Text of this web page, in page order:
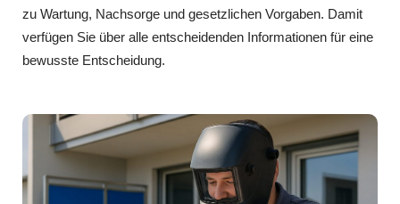
zu Wartung, Nachsorge und gesetzlichen Vorgaben. Damit
verfügen Sie über alle entscheidenden Informationen für eine
bewusste Entscheidung.